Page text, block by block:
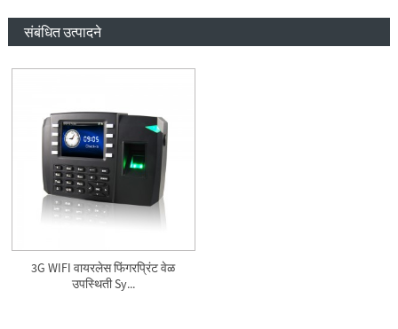
संबंधित उत्पादने
3G WIFI वायरलेस फिंगरप्रिंट वेळ
उपस्थिती Sy...